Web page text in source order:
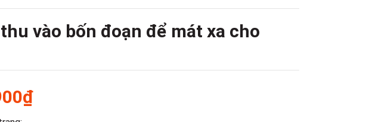
vào bốn đoạn để mát xa cho